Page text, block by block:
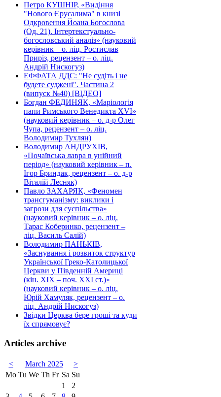
Петро КУШНІР, «Видіння
"Нового Єрусалима" в книзі
Одкровення Йоана Богослова
(Од. 21). Інтертекстуально-
богословський аналіз» (науковий
керівник – о. ліц. Ростислав
Приріз, рецензент – о. ліц.
Андрій Нискогуз)
ЕФФАТА ДДС: "Не судіть і не
будете суджені". Частина 2
(випуск №40) [ВІДЕО]
Богдан ФЕДИНЯК, «Маріологія
папи Римського Венедикта XVI»
(науковий керівник – о. д-р Олег
Чупа, рецензент – о. ліц.
Володимир Тухлян)
Володимир АНДРУХІВ,
«Почаївська лавра в унійний
період» (науковий керівник – п.
Ігор Бриндак, рецензент – о. д-р
Віталій Лесняк)
Павло ЗАХАРЯК, «Феномен
трансгуманізму: виклики і
загрози для суспільства»
(науковий керівник – о. ліц.
Тарас Коберинко, рецензент –
ліц. Василь Салій)
Володимир ПАНЬКІВ,
«Заснування і розвиток структур
Української Греко-Католицької
Церкви у Південній Америці
(кін. ХІХ – поч. ХХІ ст.)»
(науковий керівник – о. ліц.
Юрій Хамуляк, рецензент – о.
ліц. Андрій Нискогуз)
Звідки Церква бере гроші та куди
їх спрямовує?
Articles archive
< March 2025
>
Mo Tu We Th Fr Sa Su
1
2